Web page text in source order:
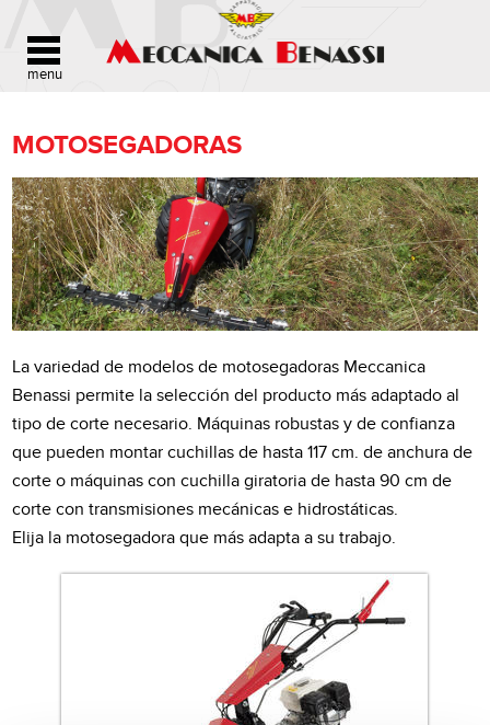
MOTOSEGADORAS
La variedad de modelos de motosegadoras Meccanica
Benassi permite la selección del producto más adaptado al
tipo de corte necesario. Máquinas robustas y de confianza
que pueden montar cuchillas de hasta 117 cm. de anchura de
corte o máquinas con cuchilla giratoria de hasta 90 cm de
corte con transmisiones mecánicas e hidrostáticas.
Elija la motosegadora que más adapta a su trabajo.